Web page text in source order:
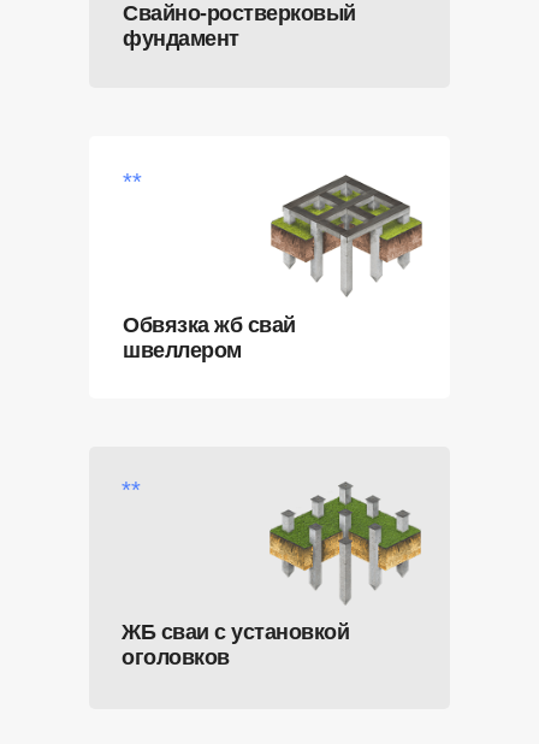
Свайно-ростверковый
фундамент
Обвязка жб свай
швеллером
**
ЖБ сваи с установкой
оголовков
**